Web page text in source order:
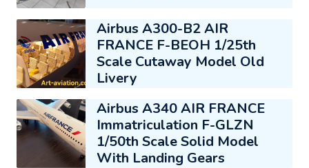
Airbus A300-B2 AIR
FRANCE F-BEOH 1/25th
Scale Cutaway Model Old
Livery
Airbus A340 AIR FRANCE
Immatriculation F-GLZN
1/50th Scale Solid Model
With Landing Gears